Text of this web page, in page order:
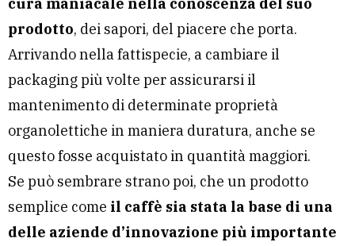
prodotto, dei sapori, del piacere che porta.
Arrivando nella fattispecie, a cambiare il
packaging più volte per assicurarsi il
mantenimento di determinate proprietà
organolettiche in maniera duratura, anche se
questo fosse acquistato in quantità maggiori.
Se può sembrare strano poi, che un prodotto
semplice come il caffè sia stata la base di una
delle aziende d’innovazione più importante